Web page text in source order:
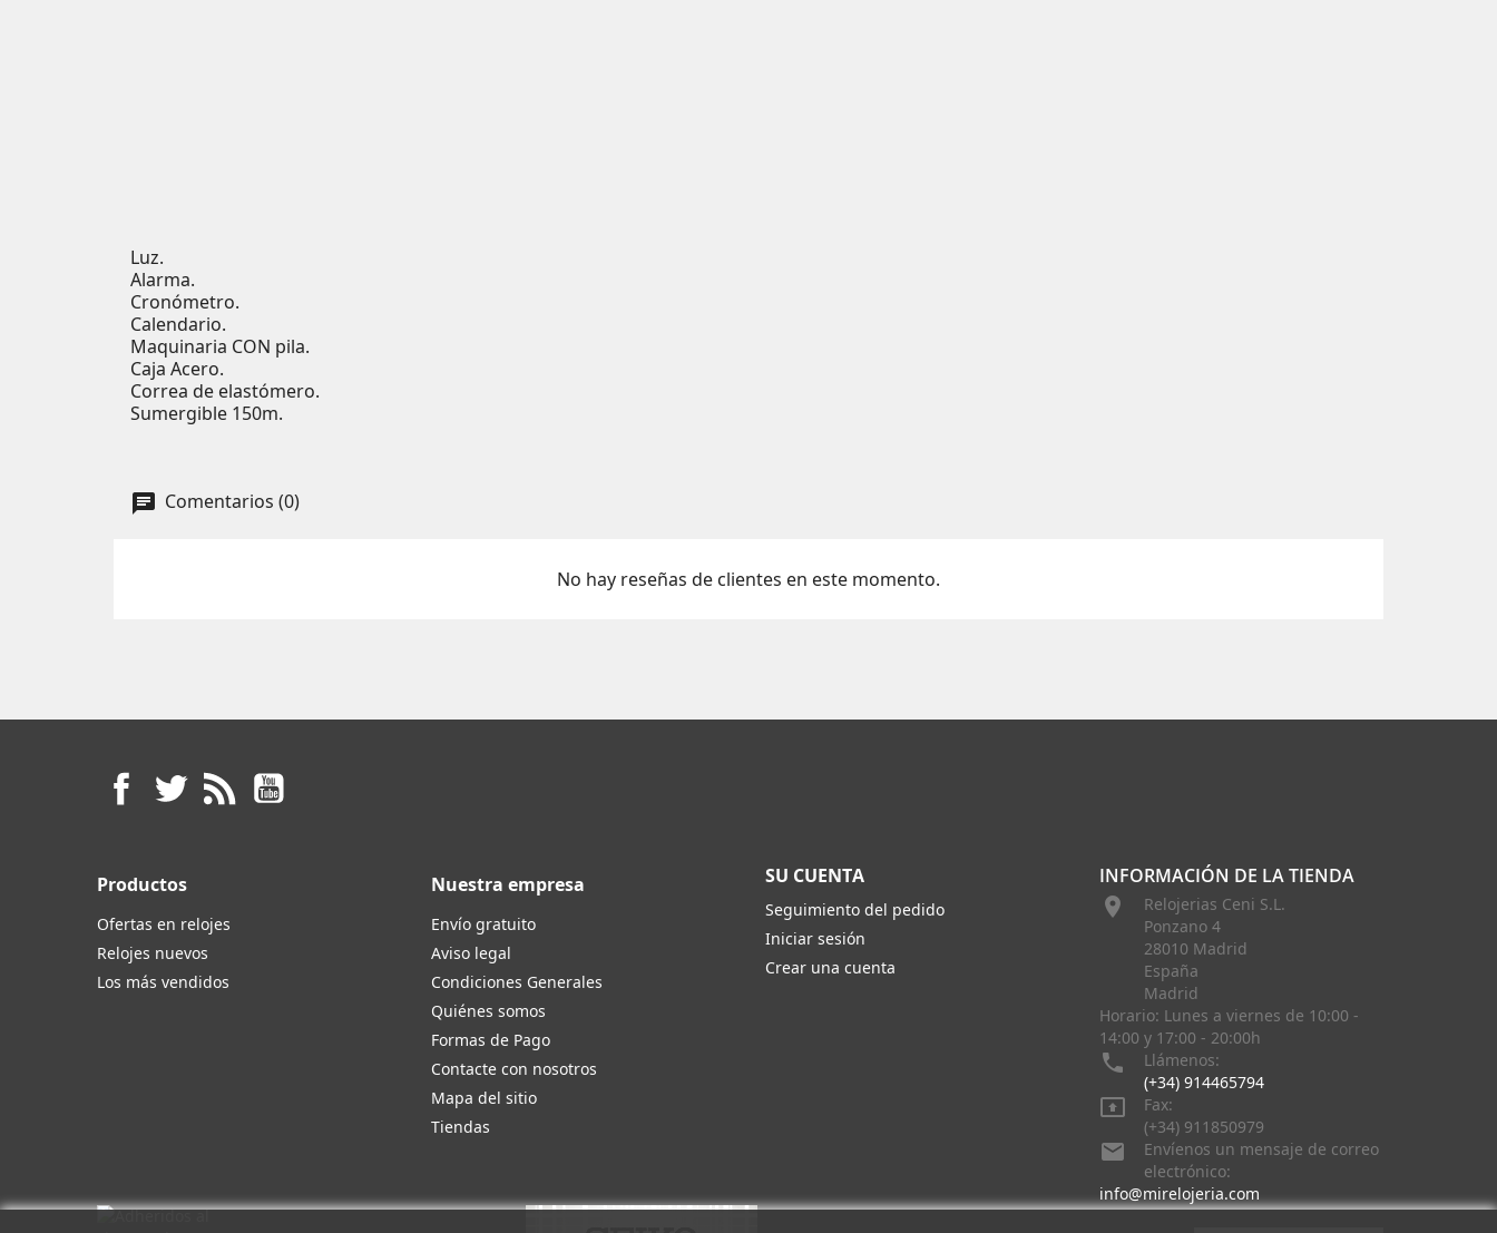
Luz.
Alarma.
Cronómetro.
Calendario.
Maquinaria CON pila.
Caja Acero.
Correa de elastómero.
Sumergible 150m.
Comentarios (0)
No hay reseñas de clientes en este momento.
Facebook
Twitter Rss
Productos
Ofertas en relojes
Relojes nuevos
Los más vendidos
Nuestra empresa
Envío gratuito
Aviso legal
Condiciones Generales
Quiénes somos
Formas de Pago
Contacte con nosotros
Mapa del sitio
Tiendas
SU CUENTA
Seguimiento del pedido
Iniciar sesión
Crear una cuenta
INFORMACIÓN DE LA TIENDA

Relojerias Ceni S.L.
Ponzano 4
28010 Madrid
España
Madrid
Horario: Lunes a viernes de 10:00 -
14:00 y 17:00 - 20:00h

Llámenos:
(+34) 914465794

Fax:
(+34) 911850979

Envíenos un mensaje de correo
electrónico:
info@mirelojeria.com